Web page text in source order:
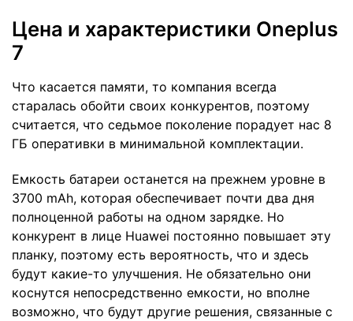
Цена и характеристики Oneplus
7
Что касается памяти, то компания всегда
старалась обойти своих конкурентов, поэтому
считается, что седьмое поколение порадует нас 8
ГБ оперативки в минимальной комплектации.
Емкость батареи останется на прежнем уровне в
3700 mAh, которая обеспечивает почти два дня
полноценной работы на одном зарядке. Но
конкурент в лице Huawei постоянно повышает эту
планку, поэтому есть вероятность, что и здесь
будут какие-то улучшения. Не обязательно они
коснутся непосредственно емкости, но вполне
возможно, что будут другие решения, связанные с